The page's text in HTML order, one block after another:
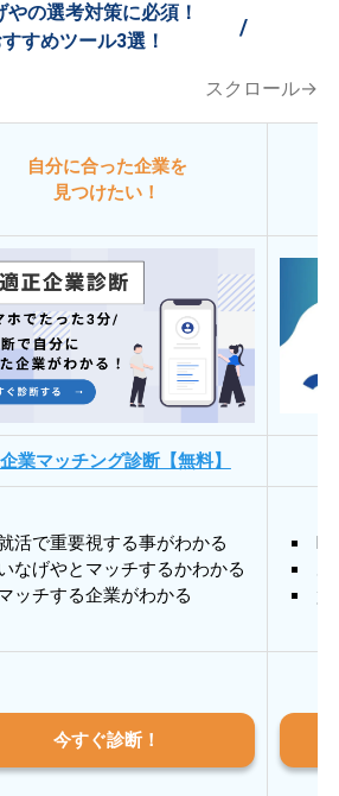
やの選考対策に必須！
すめツール3選！
/
スクロール→
自分に合った企業を
見つけたい！
業マッチング診断【無料】
活で重要視する事がわかる
なげやとマッチするかわかる
ッチする企業がわかる
質
今すぐ診断！